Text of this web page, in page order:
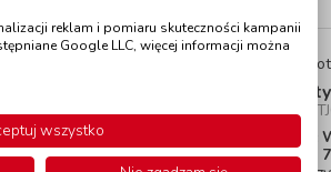
2 szt.
Wyprzedaż!
Poduszki z
kod:
do
reklam i pomiaru skuteczności kampanii
Google LLC, więcej informacji można
wszystko